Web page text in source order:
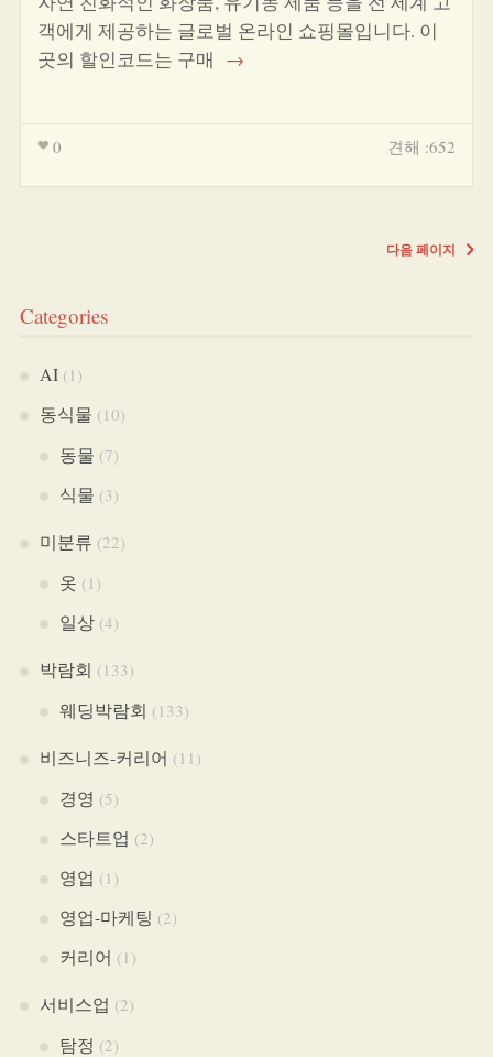
객에게 제공하는 글로벌 온라인 쇼핑몰입니다. 이
곳의 할인코드는 구매 →
0 견해 :652
다음 페이지
Categories
AI(1)
동식물 (10)
동물 (7)
식물 (3)
미분류 (22)
옷 (1)
일상(4)
박람회 (133)
웨딩박람회 (133)
비즈니즈-커리어 (11)
경영 (5)
스타트업 (2)
영업 (1)
영업-마케팅 (2)
커리어 (1)
서비스업 (2)
탐정 (2)